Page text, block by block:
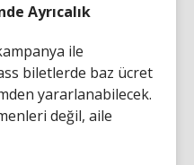
Ayrıcalık
ile
biletlerde baz ücret
yararlanabilecek.
değil, aile